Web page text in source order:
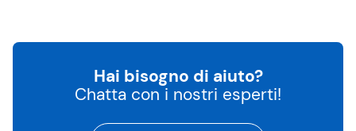
Hai bisogno di aiuto?
Chatta con i nostri esperti!